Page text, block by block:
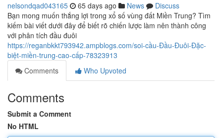
nelsondqad043165 65 days ago News
Discuss
Bạn mong muốn thắng lợi trong xổ số vùng đất Miền Trung? Tìm
kiếm bài viết dưới đây để biết rõ chiến lược làm nên thành công
với phân tích đầu đuôi
https://reganbkkt793942.ampblogs.com/soi-cầu-Đầu-Đuôi-Đặc-
biệt-miền-trung-cao-cấp-78323913
Comments
Who Upvoted
Comments
Submit a Comment
No HTML